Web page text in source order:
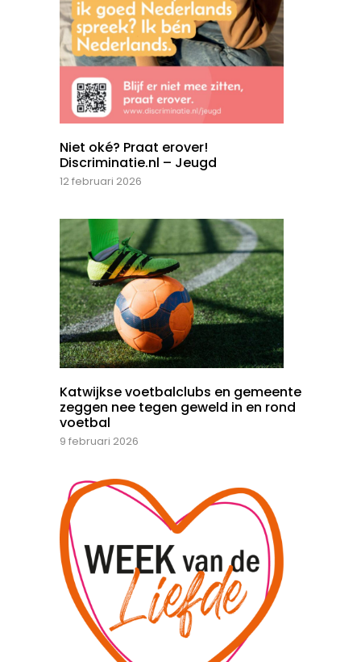
Niet oké? Praat erover!
Discriminatie.nl – Jeugd
12 februari 2026
Katwijkse voetbalclubs en gemeente
zeggen nee tegen geweld in en rond
voetbal
9 februari 2026